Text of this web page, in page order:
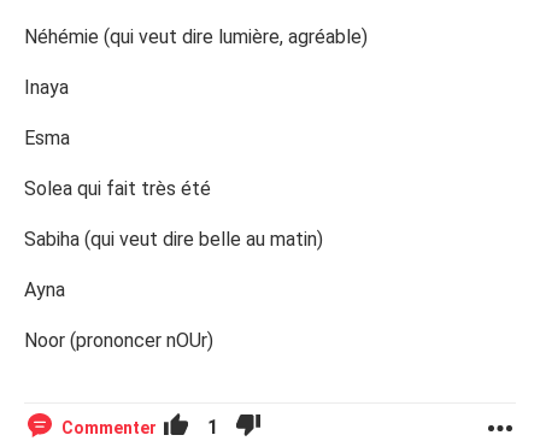
Néhémie (qui veut dire lumière, agréable)
Inaya
Esma
Solea qui fait très été
Sabiha (qui veut dire belle au matin)
Ayna
Noor (prononcer nOUr)
Commenter 1